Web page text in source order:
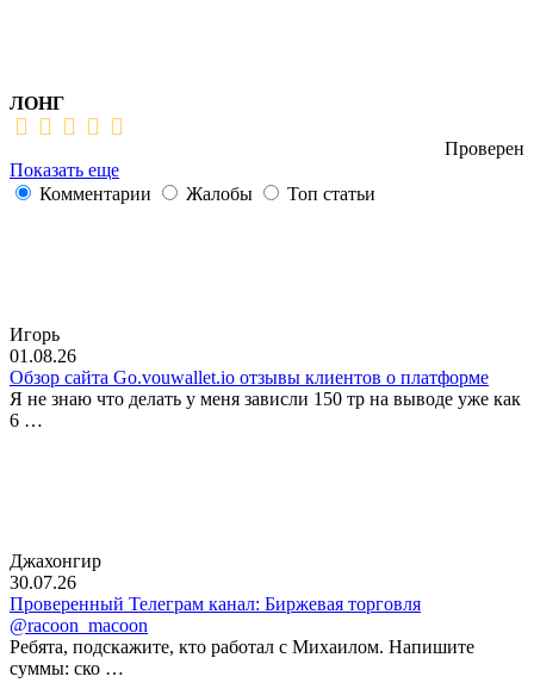
ЛОНГ
Проверен
Показать еще
Комментарии
Жалобы Топ статьи
Игорь
01.08.26
Обзор сайта Go.vouwallet.io отзывы клиентов о платформе
Я не знаю что делать у меня зависли 150 тр на выводе уже как
6 …
Джахонгир
30.07.26
Проверенный Телеграм канал: Биржевая торговля
@racoon_macoon
Ребята, подскажите, кто работал с Михаилом. Напишите
суммы: ско …